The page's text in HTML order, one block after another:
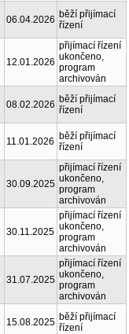
06.04.2026 běží přijímací
řízení
12.01.2026
přijímací řízení
ukončeno,
program
archivován
08.02.2026 běží přijímací
řízení
11.01.2026 běží přijímací
řízení
30.09.2025
přijímací řízení
ukončeno,
program
archivován
30.11.2025
přijímací řízení
ukončeno,
program
archivován
31.07.2025
přijímací řízení
ukončeno,
program
archivován
15.08.2025 běží přijímací
řízení